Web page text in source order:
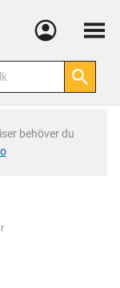
Meny
behöver du